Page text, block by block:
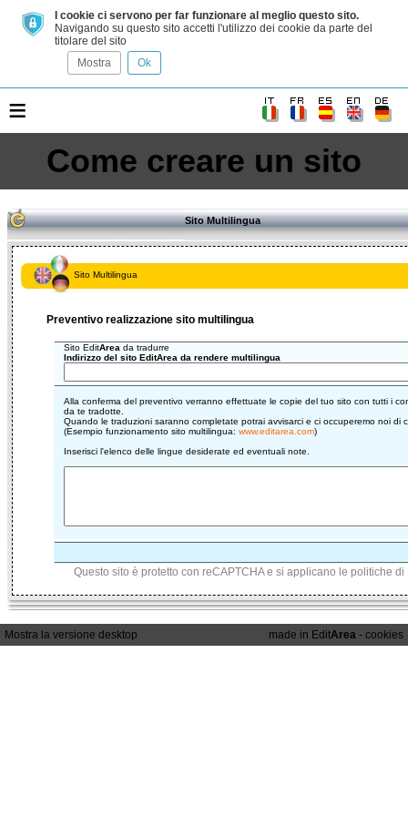
I cookie ci servono per far funzionare al meglio questo sito.
Navigando su questo sito accetti l'utilizzo dei cookie da parte del
titolare del sito
Mostra
Ok
≡
Come creare un sito
Sito Multilingua
Sito Multilingua
Preventivo realizzazione sito multilingua
Sito EditArea da tradurre
Indirizzo del sito EditArea da rendere multilingua
Alla conferma del preventivo verranno effettuate le copie del tuo sito con tutti i
da te tradotte.
Quando le traduzioni saranno completate potrai avvisarci e ci occuperemo noi di
(Esempio funzionamento sito multilingua: www.editarea.com)
Inserisci l'elenco delle lingue desiderate ed eventuali note.
Questo sito è protetto con reCAPTCHA e si applicano le politiche di
Mostra la versione desktop made in EditArea - cookies